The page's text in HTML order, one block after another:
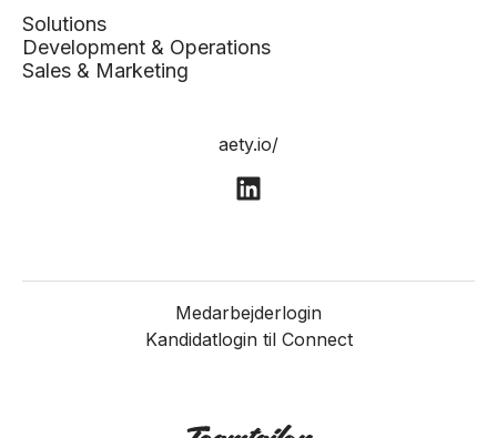
Solutions
Development & Operations
Sales & Marketing
aety.io/
Medarbejderlogin
Kandidatlogin til Connect